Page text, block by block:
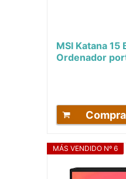
MSI Katana 15
Ordenador
MÁS VENDIDO Nº 6